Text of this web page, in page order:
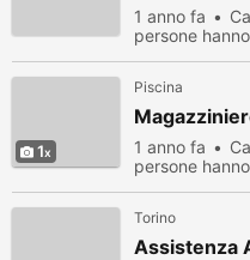
1 anno fa
persone
1
Piscina
1 anno fa
persone
Torino
Assistenza